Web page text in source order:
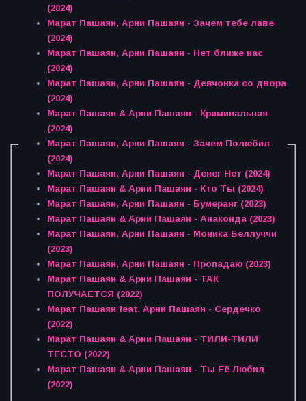
(2024)
Марат Пашаян, Арни Пашаян - Зачем тебе лаве
(2024)
Марат Пашаян, Арни Пашаян - Нет ближе нас
(2024)
Марат Пашаян, Арни Пашаян - Девчонка со двора
(2024)
Марат Пашаян & Арни Пашаян - Криминальная
(2024)
Марат Пашаян, Арни Пашаян - Зачем Полюбил
(2024)
Марат Пашаян, Арни Пашаян - Денег Нет (2024)
Марат Пашаян & Арни Пашаян - Кто Ты (2024)
Марат Пашаян, Арни Пашаян - Бумеранг (2023)
Марат Пашаян & Арни Пашаян - Анаконда (2023)
Марат Пашаян, Арни Пашаян - Моника Беллуччи
(2023)
Марат Пашаян, Арни Пашаян - Пропадаю (2023)
Марат Пашаян & Арни Пашаян - ТАК
ПОЛУЧАЕТСЯ (2022)
Марат Пашаян feat. Арни Пашаян - Сердечко
(2022)
Марат Пашаян & Арни Пашаян - ТИЛИ-ТИЛИ
ТЕСТО (2022)
Марат Пашаян & Арни Пашаян - Ты Её Любил
(2022)